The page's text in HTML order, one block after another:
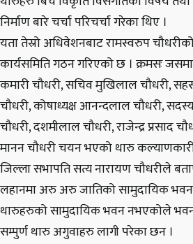
निर्माण बारे चर्चा परिचर्चा गरेका थिए ।
यता तेस्रो अधिवेशनबाट रामस्वरुप
कार्यसमिति गठन गरिएको छ । क्रमसः
कमारी चौधरी, सचिव मुखिलाल चौधरी,
चौधरी, कोषाध्यक्ष आनन्दलाल चौधरी,
चौधरी, दशमीलाल चौधरी, राजेन्द्र प्रसाद
मानन चौधरी चयन भएको थारु
जिल्ला सभापति सत्य नारायण चौधरीले
लहानमा अरु अरु जातिको सामुदायिक भवन
थारुहरुको सामुदायिक भवन नभएकोले भवन
सम्पुर्ण थारु अगुवाहरु लागी परेका छन ।